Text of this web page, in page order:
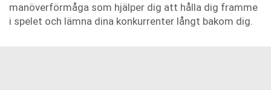
manöverförmåga som hjälper dig att hålla dig framme
i spelet och lämna dina konkurrenter långt bakom dig.